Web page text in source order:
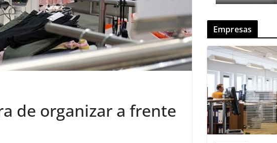
de organizar a frente
Empresas